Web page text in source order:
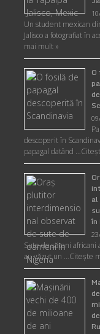
Un student mexican
Jalisco a fotografiat în
mai mult »
O
descoperit în
papagal datând …
al
în
Sute de săteni africani
au văzut un …Citește